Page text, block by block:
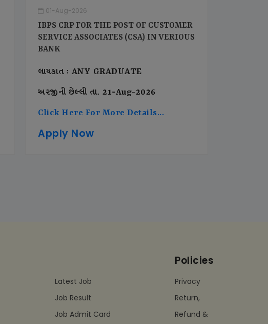
01-Aug-2026
IBPS CRP FOR THE POST OF CUSTOMER
SERVICE ASSOCIATES (CSA) IN VERIOUS
BANK
લાયકાત : ANY GRADUATE
અરજીની છેલ્લી તા. 21-Aug-2026
Click Here For More Details...
Apply Now
Latest Job
Job Result
Job Admit Card
Policies
Privacy
Return,
Refund &